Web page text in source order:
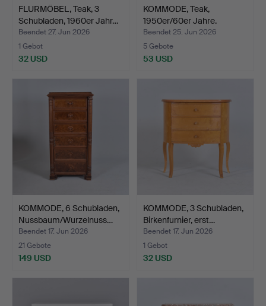
FLURMÖBEL, Teak, 3
Schubladen, 1960er Jahr…
Beendet 27. Jun 2026
1 Gebot
32 USD
KOMMODE, Teak,
1950er/60er Jahre.
Beendet 25. Jun 2026
5 Gebote
53 USD
KOMMODE, 6 Schubladen,
Nussbaum/Wurzelnuss…
Beendet 17. Jun 2026
21 Gebote
149 USD
KOMMODE, 3 Schubladen,
Birkenfurnier, erst…
Beendet 17. Jun 2026
1 Gebot
32 USD